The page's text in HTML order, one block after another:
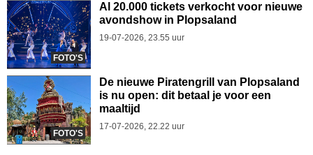
FOTO'S
Al 20.000 tickets verkocht voor nieuwe
avondshow in Plopsaland
19-07-2026, 23.55 uur
FOTO'S
De nieuwe Piratengrill van Plopsaland
is nu open: dit betaal je voor een
maaltijd
17-07-2026, 22.22 uur